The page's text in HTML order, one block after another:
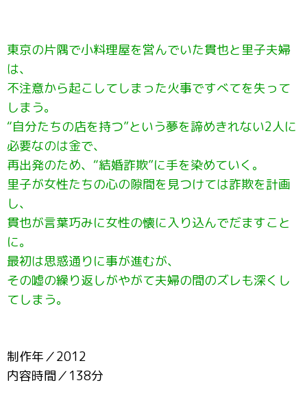
東京の片隅で小料理屋を営んでいた貫也と里子夫婦
は、
不注意から起こしてしまった火事ですべてを失って
しまう。
“自分たちの店を持つ”という夢を諦めきれない2人に
必要なのは金で、
再出発のため、“結婚詐欺”に手を染めていく。
里子が女性たちの心の隙間を見つけては詐欺を計画
し、
貫也が言葉巧みに女性の懐に入り込んでだますこと
に。
最初は思惑通りに事が進むが、
その嘘の繰り返しがやがて夫婦の間のズレも深くし
てしまう。
制作年／2012
内容時間／138分